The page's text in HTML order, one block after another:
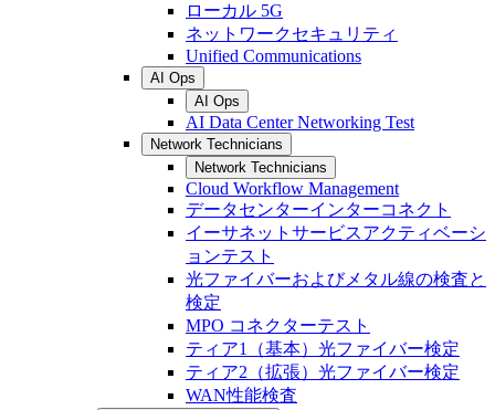
ローカル 5G
ネットワークセキュリティ
Unified Communications
AI Ops
AI Ops
AI Data Center Networking Test
Network Technicians
Network Technicians
Cloud Workflow Management
データセンターインターコネクト
イーサネットサービスアクティベーシ
ョンテスト
光ファイバーおよびメタル線の検査と
検定
MPO コネクターテスト
ティア1（基本）光ファイバー検定
ティア2（拡張）光ファイバー検定
WAN性能検査